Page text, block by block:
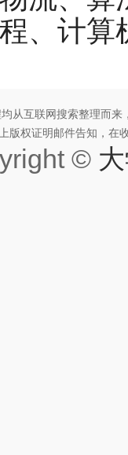
、计
从互联网搜索整理而
版权证明邮件告知，在
©